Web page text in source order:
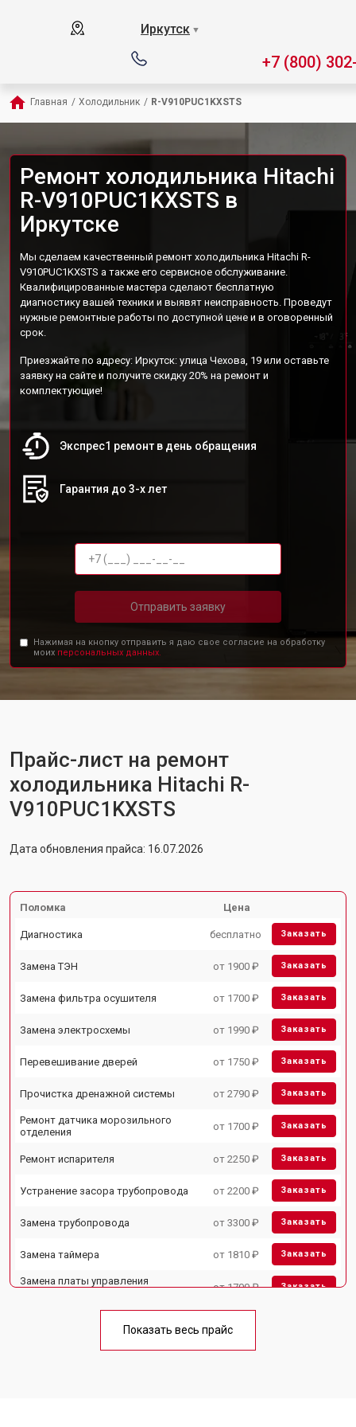
Иркутск ▼
+7 (800)
Главная / Холодильник / R-V910PUC1KXSTS
Ремонт холодильника Hitachi
R-V910PUC1KXSTS в
Иркутске
Мы сделаем качественный ремонт холодильника Hitachi R-
V910PUC1KXSTS а также его сервисное обслуживание.
Квалифицированные мастера сделают бесплатную
диагностику вашей техники и выявят неисправность. Проведут
нужные ремонтные работы по доступной цене и в оговоренный
срок.
Приезжайте по адресу: Иркутск: улица Чехова, 19 или оставьте
заявку на сайте и получите скидку 20% на ремонт и
комплектующие!
Экспрес1 ремонт в день обращения
Гарантия до 3-х лет
Отправить заявку
Нажимая на кнопку отправить я даю свое согласие на обработку
моих персональных данных.
Прайс-лист на ремонт
холодильника Hitachi R-
V910PUC1KXSTS
Дата обновления прайса: 16.07.2026
Поломка Цена
Диагностика бесплатно Заказать
Замена ТЭН от 1900 ₽ Заказать
Замена фильтра осушителя от 1700 ₽ Заказать
Замена электросхемы от 1990 ₽ Заказать
Перевешивание дверей от 1750 ₽ Заказать
Прочистка дренажной системы от 2790 ₽ Заказать
Ремонт датчика морозильного
отделения
от 1700 ₽ Заказать
Ремонт испарителя от 2250 ₽ Заказать
Устранение засора трубопровода от 2200 ₽ Заказать
Замена трубопровода от 3300 ₽ Заказать
Замена таймера от 1810 ₽ Заказать
Замена платы управления
от 1700 ₽ Заказать
Ремонт/замена датчика
Замена термостата от 1700 ₽
Показать весь прайс